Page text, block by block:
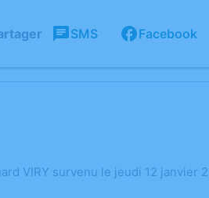
SMS Facebook
VIRY survenu le jeudi 12 janvier